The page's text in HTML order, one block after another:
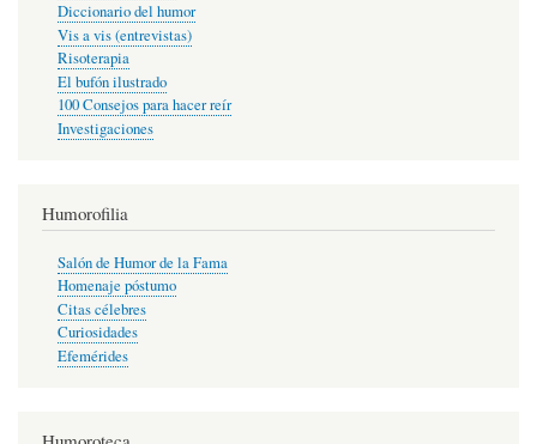
Diccionario del humor
Vis a vis (entrevistas)
Risoterapia
El bufón ilustrado
100 Consejos para hacer reír
Investigaciones
Humorofilia
Salón de Humor de la Fama
Homenaje póstumo
Citas célebres
Curiosidades
Efemérides